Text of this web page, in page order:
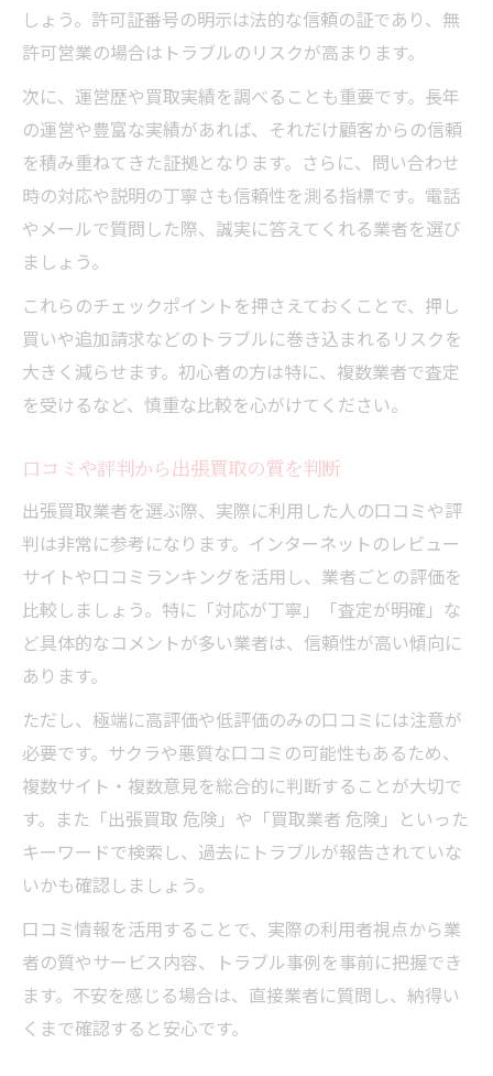
しょう。許可証番号の明示は法的な信頼の証であり、無
許可営業の場合はトラブルのリスクが高まります。
次に、運営歴や買取実績を調べることも重要です。長年
の運営や豊富な実績があれば、それだけ顧客からの信頼
を積み重ねてきた証拠となります。さらに、問い合わせ
時の対応や説明の丁寧さも信頼性を測る指標です。電話
やメールで質問した際、誠実に答えてくれる業者を選び
ましょう。
これらのチェックポイントを押さえておくことで、押し
買いや追加請求などのトラブルに巻き込まれるリスクを
大きく減らせます。初心者の方は特に、複数業者で査定
を受けるなど、慎重な比較を心がけてください。
口コミや評判から出張買取の質を判断
出張買取業者を選ぶ際、実際に利用した人の口コミや評
判は非常に参考になります。インターネットのレビュー
サイトや口コミランキングを活用し、業者ごとの評価を
比較しましょう。特に「対応が丁寧」「査定が明確」な
ど具体的なコメントが多い業者は、信頼性が高い傾向に
あります。
ただし、極端に高評価や低評価のみの口コミには注意が
必要です。サクラや悪質な口コミの可能性もあるため、
複数サイト・複数意見を総合的に判断することが大切で
す。また「出張買取 危険」や「買取業者 危険」といった
キーワードで検索し、過去にトラブルが報告されていな
いかも確認しましょう。
口コミ情報を活用することで、実際の利用者視点から業
者の質やサービス内容、トラブル事例を事前に把握でき
ます。不安を感じる場合は、直接業者に質問し、納得い
くまで確認すると安心です。